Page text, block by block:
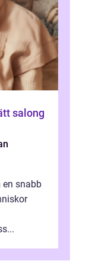
snabb